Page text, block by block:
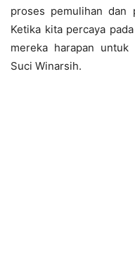
proses pemulihan dan
Ketika kita percaya
mereka harapan
Suci Winarsih.